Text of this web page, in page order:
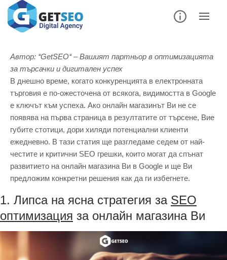
Автор: ‘‘GetSEO‘‘ – Вашият партньор в оптимизацията
за търсачки и дигитален успех
В днешно време, когато конкуренцията в електронната
търговия е по-ожесточена от всякога, видимостта в Google
е ключът към успеха. Ако онлайн магазинът Ви не се
появява на първа страница в резултатите от търсене, Вие
губите стотици, дори хиляди потенциални клиенти
ежедневно. В тази статия ще разгледаме седем от най-
честите и критични SEO грешки, които могат да спънат
развитието на онлайн магазина Ви в Google и ще Ви
предложим конкретни решения как да ги избегнете.
1. Липса на ясна стратегия за SEO
оптимизация за онлайн магазина Ви